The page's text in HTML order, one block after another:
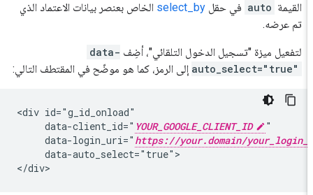
القيمة auto في حقل select_byالخاص بعنصر بيانات الاعتماد الذي
تم عرضه.
لتفعيل ميزة "تسجيل الدخول التلقائي"، أضِفdata-
auto_select="true"إلى الرمز، كما هو موضّح في المقتطف التالي:
<div id="g_id_onload"
     data-client_id="
YOUR_GOOGLE_CLIENT_ID
     data-login_uri="
https://your.domain/
     data-auto_select="true">